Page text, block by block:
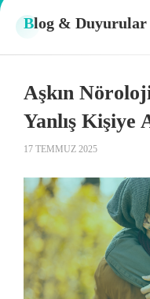
Blog & Duyurular
Aşkın
Yanlış Kişiye
17 TEMMUZ 2025